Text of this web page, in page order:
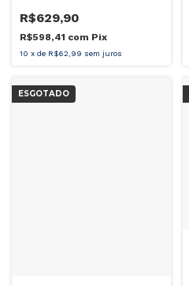
R$629,90
R$598,41 com Pix
10 x de R$62,99 sem juros
ESGOTADO